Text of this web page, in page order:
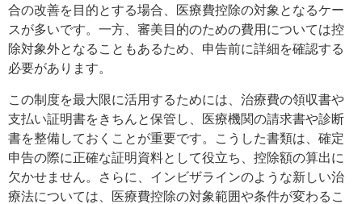
合の改善を目的とする場合、医療費控除の対象となるケー
スが多いです。一方、審美目的のための費用については控
除対象外となることもあるため、申告前に詳細を確認する
必要があります。
この制度を最大限に活用するためには、治療費の領収書や
支払い証明書をきちんと保管し、医療機関の請求書や診断
書を整備しておくことが重要です。こうした書類は、確定
申告の際に正確な証明資料として役立ち、控除額の算出に
欠かせません。さらに、インビザラインのような新しい治
療法については、医療費控除の対象範囲や条件が変わるこ